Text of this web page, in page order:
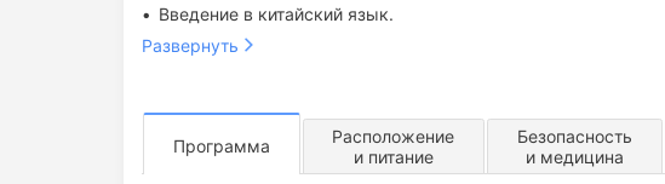
Введение в китайский язык.
Яркий умный досуг — квесты, викторины, боулинг,
Собственное просторное современное оборудованное
Топовая локация в самом центре Тулы рядом с Кремлем.
Безопасное пространство (охрана, камеры, постоянное
Развернуть
Программа
Расположение
и питание
Безопасность
и медицина